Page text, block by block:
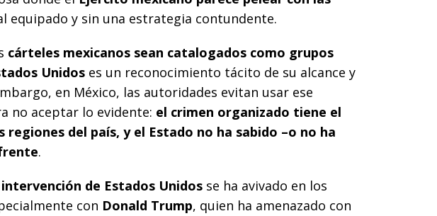
equipado y sin una estrategia contundente.
cárteles mexicanos sean catalogados como grupos
Unidos es un reconocimiento tácito de su alcance y
en México, las autoridades evitan usar ese
no aceptar lo evidente: el crimen organizado tiene el
regiones del país, y el Estado no ha sabido –o no ha
.
intervención de Estados Unidos se ha avivado en los
con Donald Trump, quien ha amenazado con